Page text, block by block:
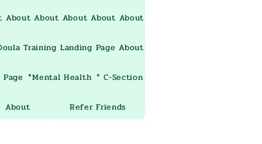
About About About About About
Training Landing Page About
Page *Mental Health * C-Section
About Refer Friends